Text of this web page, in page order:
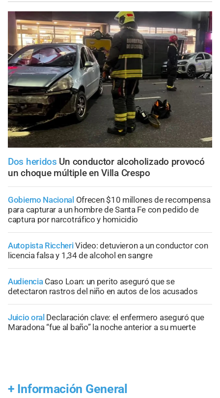
Dos heridos Un conductor alcoholizado provocó
un choque múltiple en Villa Crespo
Gobierno Nacional Ofrecen $10 millones de recompensa
para capturar a un hombre de Santa Fe con pedido de
captura por narcotráfico y homicidio
Autopista RiccheriVideo: detuvieron a un conductor con
licencia falsa y 1,34 de alcohol en sangre
Audiencia Caso Loan: un perito aseguró que se
detectaron rastros del niño en autos de los acusados
Juicio oral Declaración clave: el enfermero aseguró que
Maradona “fue al baño” la noche anterior a su muerte
+ Información General